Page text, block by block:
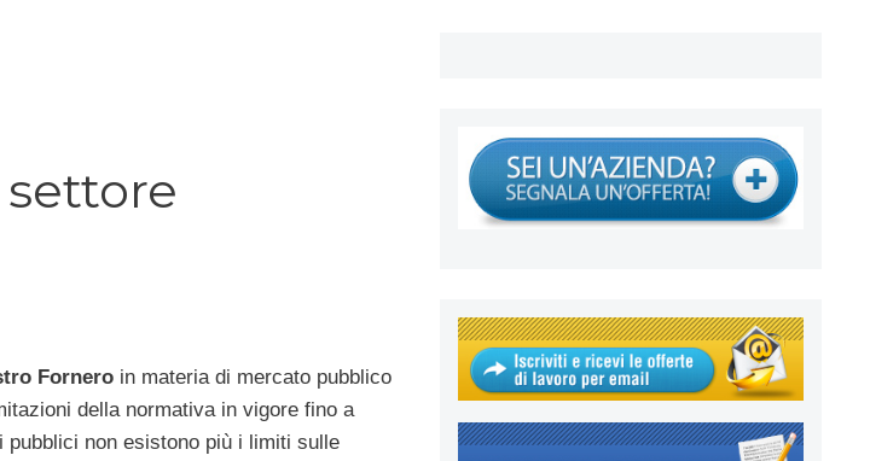
Forneroin materia di mercato pubblico
della normativa in vigore fino a
non esistono più i limiti sulle